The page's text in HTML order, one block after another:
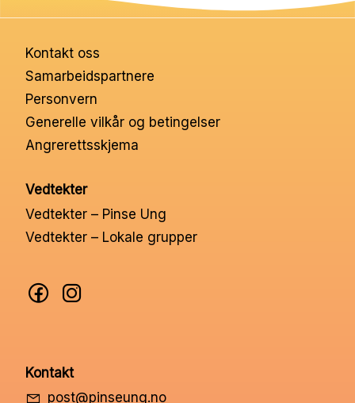
Kontakt oss
Samarbeidspartnere
Personvern
Generelle vilkår og betingelser
Angrerettsskjema
Vedtekter
Vedtekter – Pinse Ung
Vedtekter – Lokale grupper
Kontakt
post@pinseung.no
Ressurser
Nettbutikk
Kontakt oss
Min konto